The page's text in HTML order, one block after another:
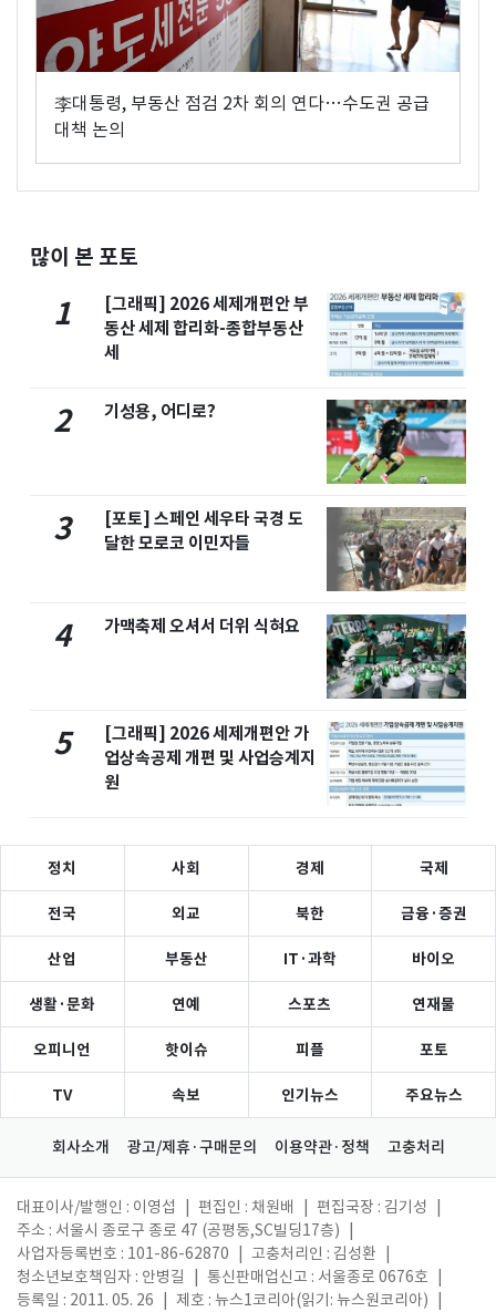
李대통령, 부동산 점검 2차 회의 연다…수도권 공급
대책 논의
많이 본 포토
1
[그래픽] 2026 세제개편안 부
동산 세제 합리화-종합부동산
세
2 기성용, 어디로?
3
[포토] 스페인 세우타 국경 도
달한 모로코 이민자들
4 가맥축제 오셔서 더위 식혀요
5
[그래픽] 2026 세제개편안 가
업상속공제 개편 및 사업승계지
원
정치 사회 경제 국제
전국 외교 북한 금융·증권
산업 부동산 IT·과학 바이오
생활·문화 연예 스포츠 연재물
오피니언 핫이슈 피플 포토
TV 속보 인기뉴스 주요뉴스
회사소개 광고/제휴·구매문의 이용약관·정책 고충처리
대표이사/발행인 : 이영섭 편집인 : 채원배 편집국장 : 김기성
주소 : 서울시 종로구 종로 47 (공평동,SC빌딩17층)
사업자등록번호 : 101-86-62870
고충처리인 : 김성환
청소년보호책임자 : 안병길
통신판매업신고 : 서울종로 0676호
등록일 : 2011. 05. 26
제호 : 뉴스1코리아(읽기: 뉴스원코리아)